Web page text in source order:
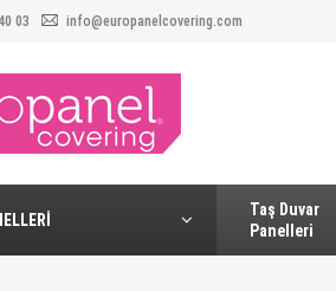
03 info@europanelcovering.com
Taş Duvar
Panelleri